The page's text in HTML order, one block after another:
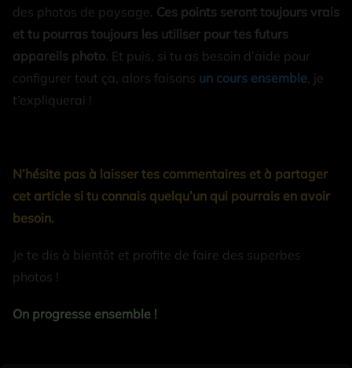
des photos de paysage. Ces points seront toujours vrais
et tu pourras toujours les utiliser pour tes futurs
appareils photo . Et puis, si tu as besoin d’aide pour
configurer tout ça, alors faisons un cours ensemble , je
t’expliquerai !
N’hésite pas à laisser tes commentaires et à partager
cet article si tu connais quelqu’un qui pourrais en avoir
besoin.
Je te dis à bientôt et profite de faire des superbes
photos !
On progresse ensemble !